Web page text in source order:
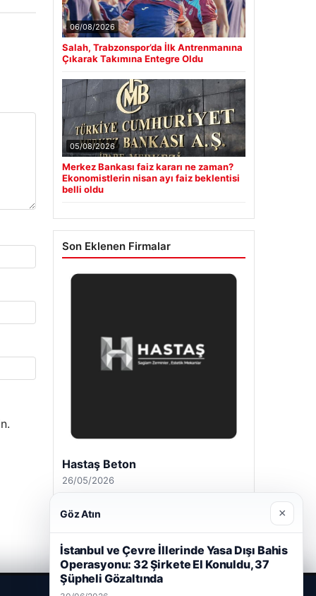
06/08/2026
Salah, Trabzonspor’da İlk Antrenmanına
Çıkarak Takımına Entegre Oldu
05/08/2026
Merkez Bankası faiz kararı ne zaman?
Ekonomistlerin nisan ayı faiz beklentisi
belli oldu
Son Eklenen Firmalar
Hastaş Beton
26/05/2026
Göz Atın ×
İstanbul ve Çevre İllerinde Yasa Dışı Bahis
Operasyonu: 32 Şirkete El Konuldu, 37
Şüpheli Gözaltında